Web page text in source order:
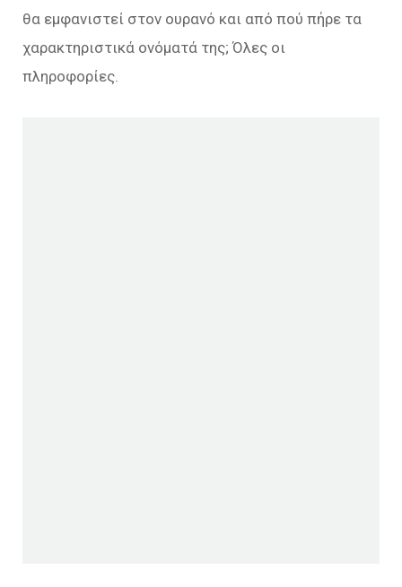
θα εμφανιστεί στον ουρανό και από πού πήρε τα
χαρακτηριστικά ονόματά της; Όλες οι
πληροφορίες.